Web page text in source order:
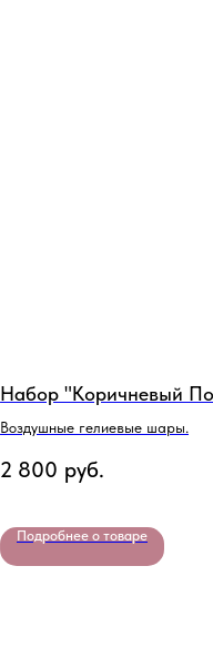
Набор "Коричневый
Воздушные гелиевые шары.
2 800 руб.
Подробнее о товаре